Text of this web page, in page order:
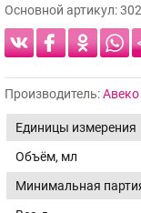
Основной артикул:
Производитель:Авеко
Единицы измерения
Объём, мл
Минимальная